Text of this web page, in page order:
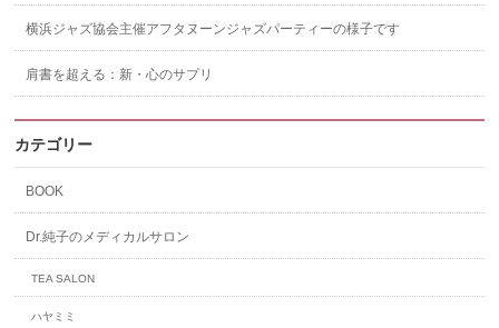
横浜ジャズ協会主催アフタヌーンジャズパーティーの様子です
肩書を超える：新・心のサプリ
カテゴリー
BOOK
Dr.純子のメディカルサロン
TEA SALON
ハヤミミ